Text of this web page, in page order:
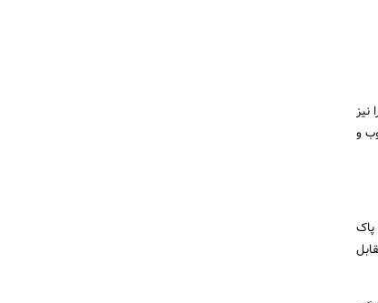
نیز
و
پاک